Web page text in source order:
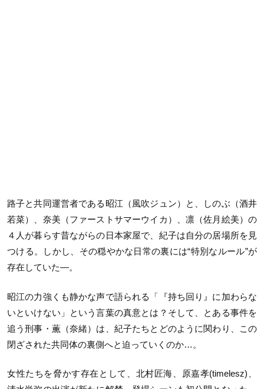
路子と共同運営者である昭江（風吹ジュン）と、しのぶ（酒井
若菜）、奈美（ファーストサマーウイカ）、凛（佐月絵美）の
４人が暮らす昔ながらの日本家屋で、紀子は自分の居場所を見
つける。しかし、その穏やかな日常の裏には“特別なルール”が
存在していた―。
昭江の力強くも静かな声で語られる「『持ち回り』に加わらな
いといけない」という言葉の真意とは？そして、とある事件を
追う刑事・薫（奈緒）は、紀子たちとどのように関わり、この
閉ざされた共同体の裏側へと迫っていくのか…。
女性たちを脅かす存在として、北村匠海、原嘉孝(timelesz)、